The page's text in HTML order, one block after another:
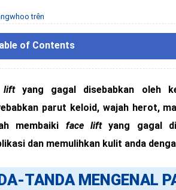
trên
of Contents
liftyang gagal disebabkan oleh
parut keloid, wajah herot,
membaiki face liftyang gagal di
dan memulihkan kulit anda
TANDA MENGENAL